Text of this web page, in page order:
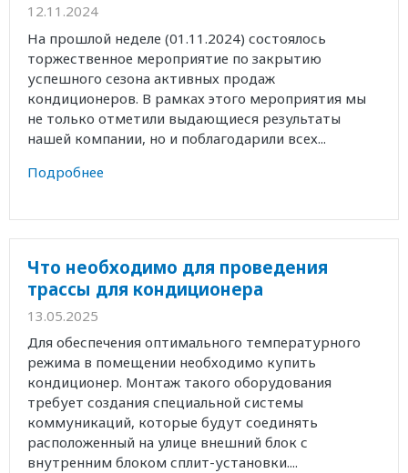
12.11.2024
На прошлой неделе (01.11.2024) состоялось
торжественное мероприятие по закрытию
успешного сезона активных продаж
кондиционеров. В рамках этого мероприятия мы
не только отметили выдающиеся результаты
нашей компании, но и поблагодарили всех...
Подробнее
Что необходимо для проведения
трассы для кондиционера
13.05.2025
Для обеспечения оптимального температурного
режима в помещении необходимо купить
кондиционер. Монтаж такого оборудования
требует создания специальной системы
коммуникаций, которые будут соединять
расположенный на улице внешний блок с
внутренним блоком сплит-установки....